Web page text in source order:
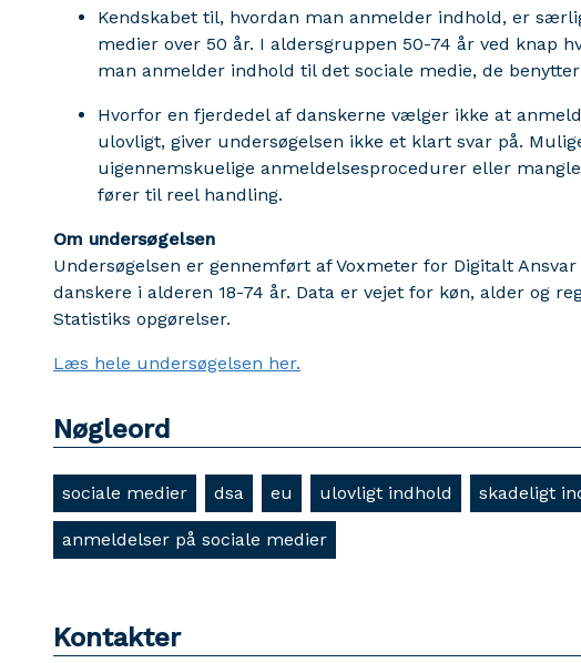
Kendskabet til, hvordan man anmelder indhold, er
medier over 50 år. I aldersgruppen 50-74 år ved knap
man anmelder indhold til det sociale medie, de
Hvorfor en fjerdedel af danskerne vælger ikke at
ulovligt, giver undersøgelsen ikke et klart svar på.
uigennemskuelige anmeldelsesprocedurer eller
fører til reel handling.
Om undersøgelsen
Undersøgelsen er gennemført af Voxmeter for Digitalt
danskere i alderen 18-74 år. Data er vejet for køn, alder og
Statistiks opgørelser.
Læs hele undersøgelsen her.
Nøgleord
sociale medier dsa eu ulovligt indhold skadeligt
anmeldelser på sociale medier
Kontakter